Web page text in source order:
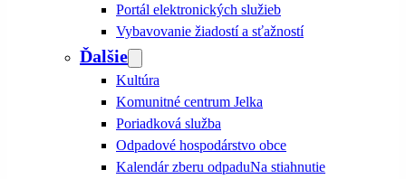
Portál elektronických služieb
Vybavovanie žiadostí a sťažností
Ďalšie
Kultúra
Komunitné centrum Jelka
Poriadková služba
Odpadové hospodárstvo obce
Kalendár zberu odpaduNa stiahnutie